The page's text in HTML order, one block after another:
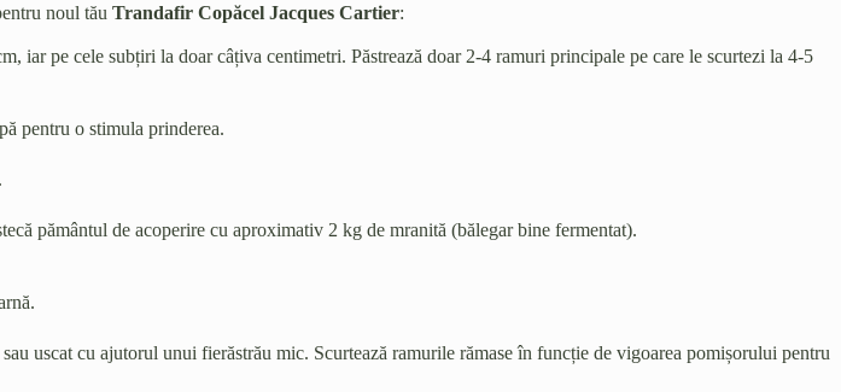
noul tău Trandafir Copăcel Jacques Cartier:
iar pe cele subțiri la doar câțiva centimetri. Păstrează doar 2-4 ramuri principale pe care le scurtezi la 4-5
pentru o stimula prinderea.
pământul de acoperire cu aproximativ 2 kg de mranită (bălegar bine fermentat).
uscat cu ajutorul unui fierăstrău mic. Scurtează ramurile rămase în funcție de vigoarea pomișorului pentru